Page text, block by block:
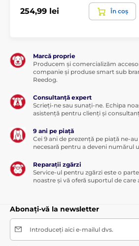
254,99 lei În coș
Marcă proprie
Producem și comercializăm
companie și produse smart sub
Reedog.
Consultanță expert
Scrieți-ne sau sunați-ne. Echipa
asistență pentru clienți și
9 ani pe piață
Cei 9 ani de prezență pe piață ne-
necesară pentru a deveni numărul
Reparații zgărzi
Service-ul pentru zgărzi este o
noastre și vă oferă suportul de care
Abonați-vă la newsletter
Introduceți aici e-mailul dvs.